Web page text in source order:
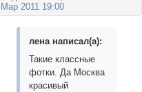
Мар 2011 19:00
лена написал(а):
Такие классные
фотки. Да Москва
красивый